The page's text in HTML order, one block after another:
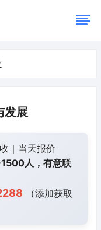
发展
｜当天报价
人，有意联
（添加获取